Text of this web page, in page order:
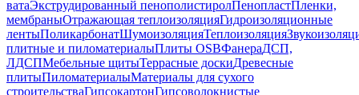
ватаЭкструдированный пенополистиролПенопластПленки,
мембраныОтражающая теплоизоляцияГидроизоляционные
лентыПоликарбонатШумоизоляцияТеплоизоляция
плитные и пиломатериалыПлиты OSBФанераДСП,
ЛДСПМебельные щитыТеррасные доскиДревесные
плитыПиломатериалыМатериалы для сухого
строительстваГипсокартонГипсоволокнистые